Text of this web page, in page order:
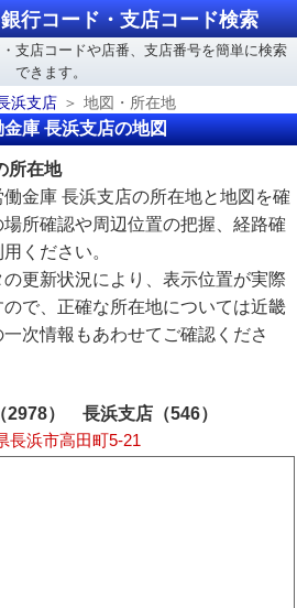
行コード・支店コード検索
支店コードや店番、支店番号を簡単に検索
できます。
浜支店 地図・所在地
庫 長浜支店の地図
所在地
金庫 長浜支店の所在地と地図を確
所確認や周辺位置の把握、経路確
ください。
更新状況により、表示位置が実際
で、正確な所在地については近畿
次情報もあわせてご確認くださ
2978） 長浜支店（546）
長浜市高田町5-21